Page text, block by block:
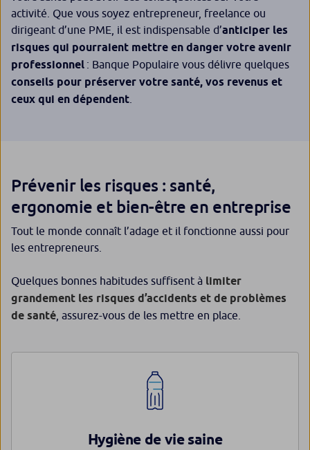
activité. Que vous soyez entrepreneur, freelance ou
dirigeant d’une PME, il est indispensable d’anticiper les
risques qui pourraient mettre en danger votre avenir
professionnel : Banque Populaire vous délivre quelques
conseils pour préserver votre santé, vos revenus et
ceux qui en dépendent
Prévenir les risques : santé,
ergonomie et bien-être en entreprise
Tout le monde connaît l’adage et il fonctionne aussi pour
les entrepreneurs.
Quelques bonnes habitudes suffisent à limiter
grandement les risques d’accidents et de problèmes
de santé , assurez-vous de les mettre en place.
Hygiène de vie saine